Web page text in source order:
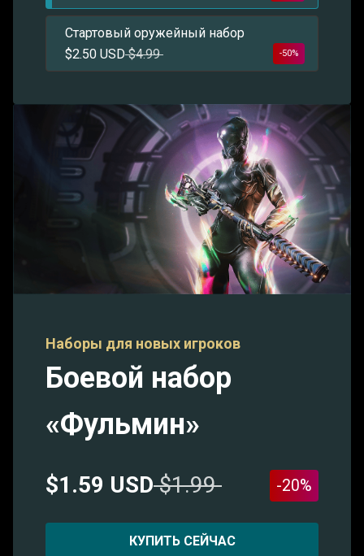
Стартовый оружейный набор
$2.50 USD $4.99 -50%
Наборы для новых игроков
Боевой набор
«Фульмин»
$1.59 USD $1.99 -20%
КУПИТЬ СЕЙЧАС